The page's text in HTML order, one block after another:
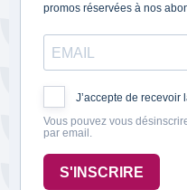
promos réservées à nos
J’accepte de recevoir
Vous pouvez vous
par email.
S'INSCRIRE